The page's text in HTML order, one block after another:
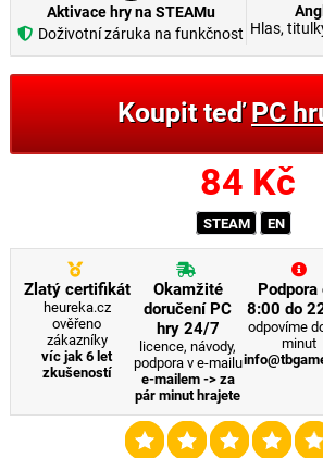
Aktivace hry na STEAMu
Doživotní záruka na funkčnost Hlas,
Koupit teďPC
84 Kč
STEAM EN
Zlatý certifikát
heureka.cz
ověřeno
zákazníky
víc jak 6 let
zkušeností
Okamžité
doručení PC
hry 24/7
licence, návody,
podpora v e-mailu
e-mailem -> za
pár minut hrajete
Podpora
8:00 do
odpovíme
minut